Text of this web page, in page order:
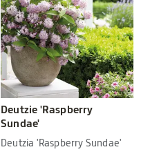
Deutzie 'Raspberry
Sundae'
Deutzia 'Raspberry Sundae'